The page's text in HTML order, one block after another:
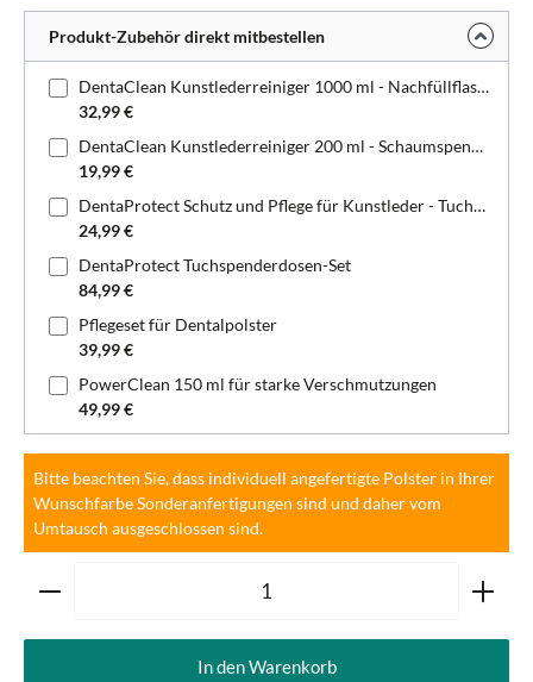
Produkt-Zubehör direkt mitbestellen
DentaClean Kunstlederreiniger 1000 ml - Nachfüllflasche
32,99 €
DentaClean Kunstlederreiniger 200 ml - Schaumspenderflasche
19,99 €
DentaProtect Schutz und Pflege für Kunstleder - Tuchspenderdose
24,99 €
DentaProtect Tuchspenderdosen-Set
84,99 €
Pflegeset für Dentalpolster
39,99 €
PowerClean 150 ml für starke Verschmutzungen
49,99 €
Bitte beachten Sie, dass individuell angefertigte Polster in Ihrer
Wunschfarbe Sonderanfertigungen sind und daher vom
Umtausch ausgeschlossen sind.
Produkt Anzahl: Gib den gewünschten Wert ein oder
In den Warenkorb